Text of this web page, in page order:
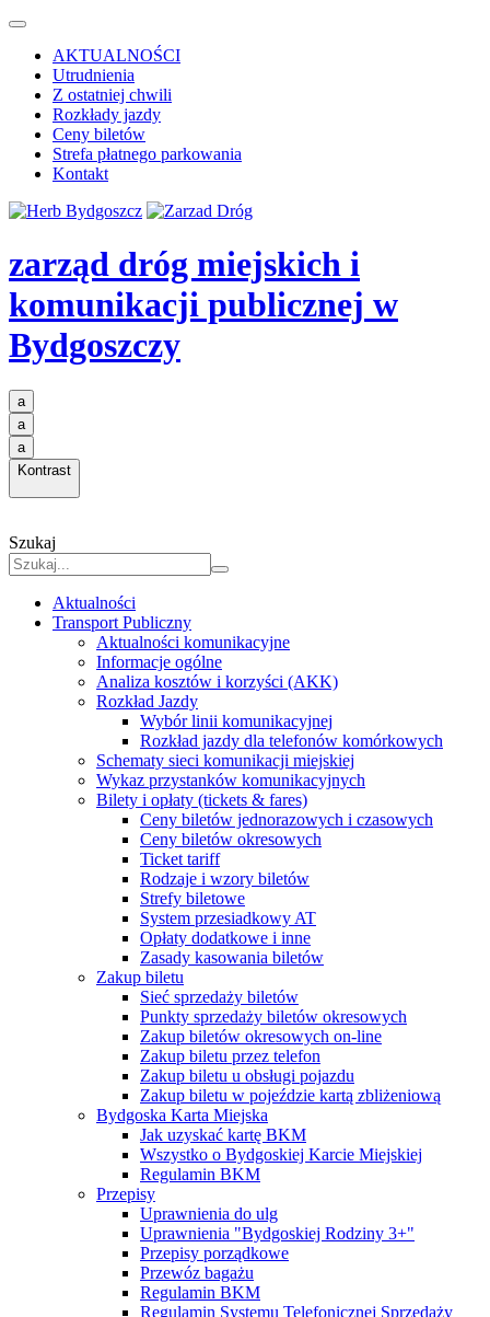
AKTUALNOŚCI
Utrudnienia
Z ostatniej chwili
Rozkłady jazdy
Ceny biletów
Strefa płatnego parkowania
Kontakt
zarząd dróg miejskich i
komunikacji publicznej w
Bydgoszczy
a
a
a
Kontrast
Szukaj
Aktualności
Transport Publiczny
Aktualności komunikacyjne
Informacje ogólne
Analiza kosztów i korzyści (AKK)
Rozkład Jazdy
Wybór linii komunikacyjnej
Rozkład jazdy dla telefonów komórkowych
Schematy sieci komunikacji miejskiej
Wykaz przystanków komunikacyjnych
Bilety i opłaty (tickets & fares)
Ceny biletów jednorazowych i czasowych
Ceny biletów okresowych
Ticket tariff
Rodzaje i wzory biletów
Strefy biletowe
System przesiadkowy AT
Opłaty dodatkowe i inne
Zasady kasowania biletów
Zakup biletu
Sieć sprzedaży biletów
Punkty sprzedaży biletów okresowych
Zakup biletów okresowych on-line
Zakup biletu przez telefon
Zakup biletu u obsługi pojazdu
Zakup biletu w pojeździe kartą zbliżeniową
Bydgoska Karta Miejska
Jak uzyskać kartę BKM
Wszystko o Bydgoskiej Karcie Miejskiej
Regulamin BKM
Przepisy
Uprawnienia do ulg
Uprawnienia "Bydgoskiej Rodziny 3+"
Przepisy porządkowe
Przewóz bagażu
Regulamin BKM
Regulamin Systemu Telefonicznej Sprzedaży